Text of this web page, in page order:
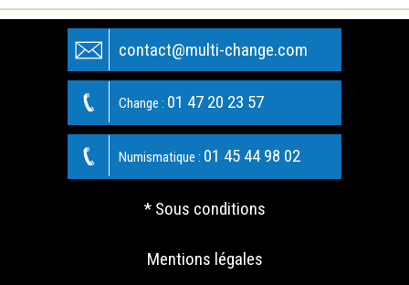
contact@multi-change.com
Change : 01 47 20 23 57
Numismatique : 01 45 44 98 02
* Sous conditions
Mentions légales